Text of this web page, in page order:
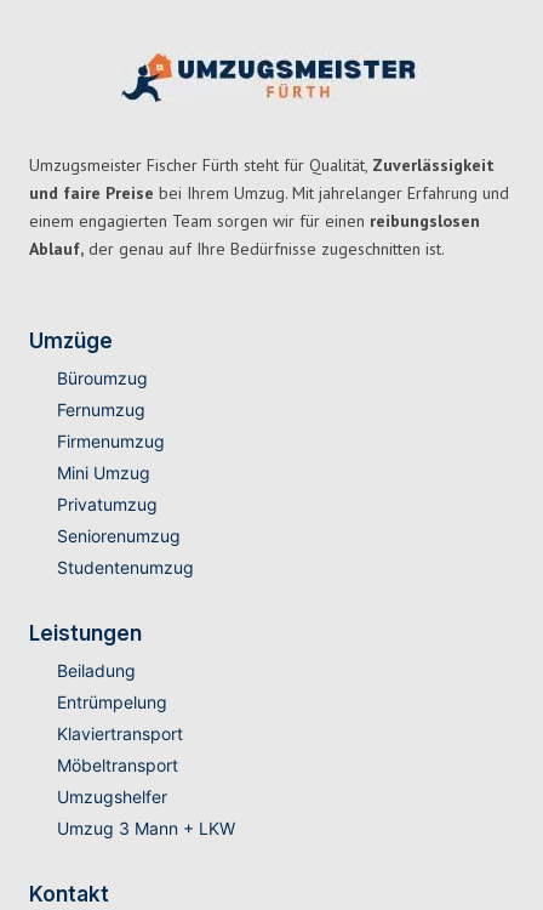
Umzugsmeister Fischer Fürth steht für Qualität, Zuverlässigkeit
und faire Preise bei Ihrem Umzug. Mit jahrelanger Erfahrung und
einem engagierten Team sorgen wir für einen reibungslosen
Ablauf, der genau auf Ihre Bedürfnisse zugeschnitten ist.
Umzüge
Büroumzug
Fernumzug
Firmenumzug
Mini Umzug
Privatumzug
Seniorenumzug
Studentenumzug
Leistungen
Beiladung
Entrümpelung
Klaviertransport
Möbeltransport
Umzugshelfer
Umzug 3 Mann + LKW
Kontakt